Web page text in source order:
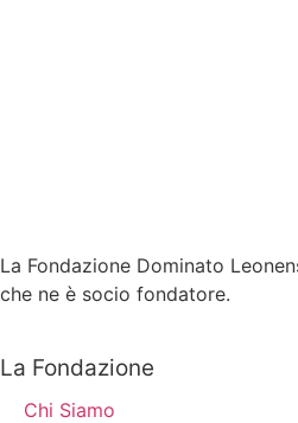
La Fondazione Dominato
che ne è socio fondatore.
La Fondazione
Chi Siamo